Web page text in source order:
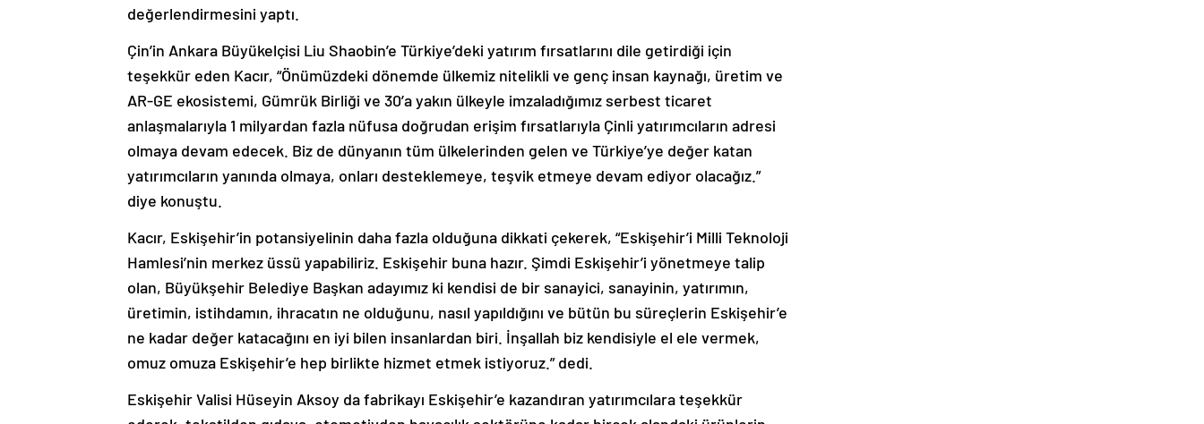
değerlendirmesini yaptı.
Çin’in Ankara Büyükelçisi Liu Shaobin’e Türkiye’deki yatırım fırsatlarını dile getirdiği için
teşekkür eden Kacır, “Önümüzdeki dönemde ülkemiz nitelikli ve genç insan kaynağı, üretim ve
AR-GE ekosistemi, Gümrük Birliği ve 30’a yakın ülkeyle imzaladığımız serbest ticaret
anlaşmalarıyla 1 milyardan fazla nüfusa doğrudan erişim fırsatlarıyla Çinli yatırımcıların adresi
olmaya devam edecek. Biz de dünyanın tüm ülkelerinden gelen ve Türkiye’ye değer katan
yatırımcıların yanında olmaya, onları desteklemeye, teşvik etmeye devam ediyor olacağız.”
diye konuştu.
Kacır, Eskişehir’in potansiyelinin daha fazla olduğuna dikkati çekerek, “Eskişehir’i Milli Teknoloji
Hamlesi’nin merkez üssü yapabiliriz. Eskişehir buna hazır. Şimdi Eskişehir’i yönetmeye talip
olan, Büyükşehir Belediye Başkan adayımız ki kendisi de bir sanayici, sanayinin, yatırımın,
üretimin, istihdamın, ihracatın ne olduğunu, nasıl yapıldığını ve bütün bu süreçlerin Eskişehir’e
ne kadar değer katacağını en iyi bilen insanlardan biri. İnşallah biz kendisiyle el ele vermek,
omuz omuza Eskişehir’e hep birlikte hizmet etmek istiyoruz.” dedi.
Eskişehir Valisi Hüseyin Aksoy da fabrikayı Eskişehir’e kazandıran yatırımcılara teşekkür